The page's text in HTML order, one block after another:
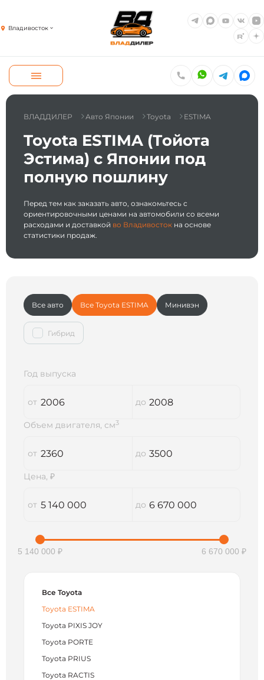
Владивосток
ВЛАДДИЛЕР Авто Японии Toyota ESTIMA
Toyota ESTIMA (Тойота
Эстима) с Японии под
полную пошлину
Перед тем как заказать авто, ознакомьтесь с
ориентировочными ценами на автомобили со всеми
расходами и доставкой во Владивосток на основе
статистики продаж.
Все авто Все Toyota ESTIMA Минивэн
Гибрид
Год выпуска
Объем двигателя, см3
Цена, ₽
5 140 000 ₽ 6 670 000 ₽
Все Toyota
Toyota ESTIMA
Toyota PIXIS JOY
Toyota PORTE
Toyota PRIUS
Toyota RACTIS